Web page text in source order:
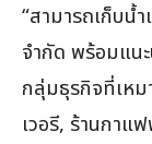
“สามารถเก็บน้ำ
จำกัด พร้อมแน
กลุ่มธุรกิจที่เหม
เวอรี, ร้านกาแ